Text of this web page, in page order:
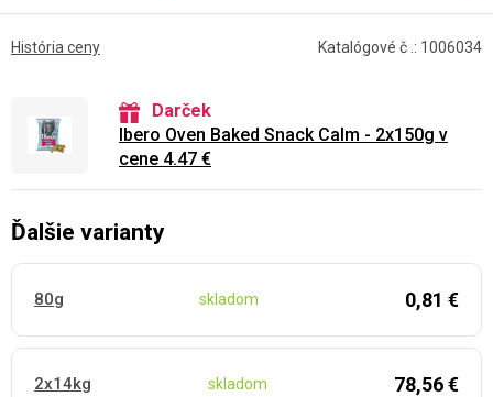
História ceny Katalógové č .: 1006034
Darček
Ibero Oven Baked Snack Calm - 2x150g v
cene 4.47 €
Ďalšie varianty
80g skladom 0,81 €
2x14kg skladom 78,56 €